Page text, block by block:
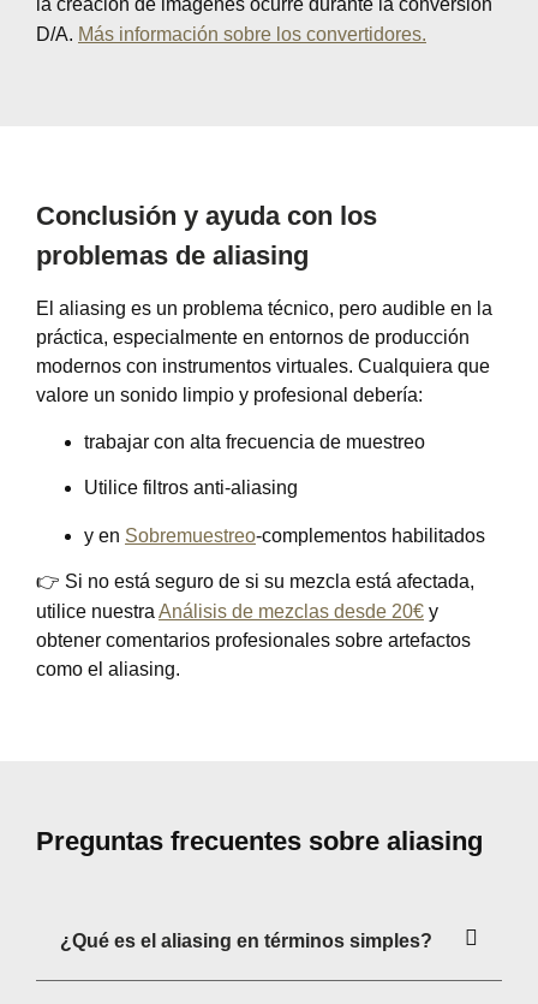
la creación de imágenes ocurre durante la conversión
D/A. Más información sobre los convertidores.
Conclusión y ayuda con los
problemas de aliasing
El aliasing es un problema técnico, pero audible en la
práctica, especialmente en entornos de producción
modernos con instrumentos virtuales. Cualquiera que
valore un sonido limpio y profesional debería:
trabajar con alta frecuencia de muestreo
Utilice filtros anti-aliasing
y en Sobremuestreo-complementos habilitados
👉 Si no está seguro de si su mezcla está afectada,
utilice nuestra Análisis de mezclas desde 20€ y
obtener comentarios profesionales sobre artefactos
como el aliasing.
Preguntas frecuentes sobre aliasing
¿Qué es el aliasing en términos simples?